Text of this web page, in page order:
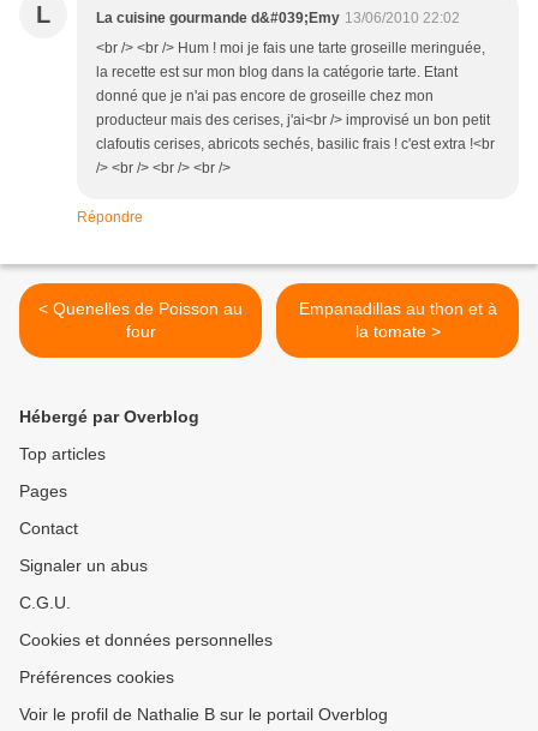
L La cuisine gourmande d&#039;Emy 13/06/2010 22:02
<br /> <br /> Hum ! moi je fais une tarte groseille meringuée,
la recette est sur mon blog dans la catégorie tarte. Etant
donné que je n'ai pas encore de groseille chez mon
producteur mais des cerises, j'ai<br /> improvisé un bon petit
clafoutis cerises, abricots sechés, basilic frais ! c'est extra !<br
/> <br /> <br /> <br />
Répondre
< Quenelles de Poisson au
four
Empanadillas au thon et à
la tomate >
Hébergé par Overblog
Top articles
Pages
Contact
Signaler un abus
C.G.U.
Cookies et données personnelles
Préférences cookies
Voir le profil de Nathalie B sur le portail Overblog